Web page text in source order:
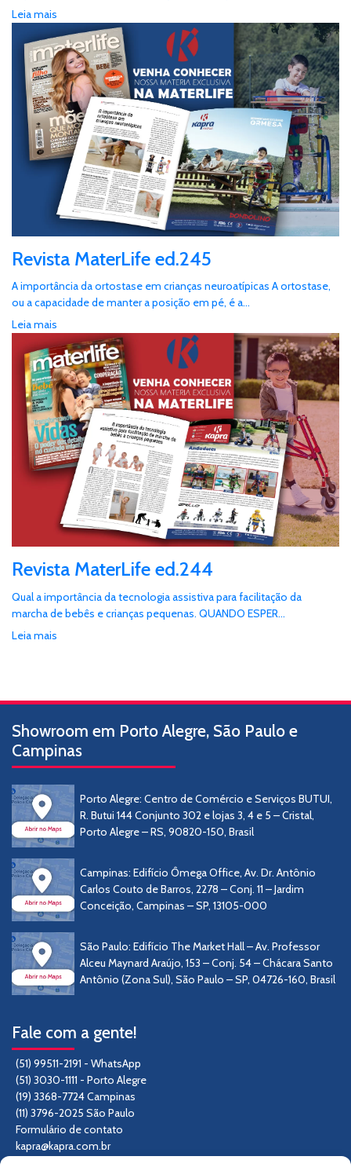
Leia mais
Revista MaterLife ed.245
A importância da ortostase em crianças neuroatípicas A ortostase,
ou a capacidade de manter a posição em pé, é a...
Leia mais
Revista MaterLife ed.244
Qual a importância da tecnologia assistiva para facilitação da
marcha de bebês e crianças pequenas. QUANDO ESPER...
Leia mais
Showroom em Porto Alegre, São Paulo e
Campinas
Porto Alegre: Centro de Comércio e Serviços BUTUI,
R. Butui 144 Conjunto 302 e lojas 3, 4 e 5 – Cristal,
Porto Alegre – RS, 90820-150, Brasil
Campinas: Edifício Ômega Office, Av. Dr. Antônio
Carlos Couto de Barros, 2278 – Conj. 11 – Jardim
Conceição, Campinas – SP, 13105-000
São Paulo: Edifício The Market Hall – Av. Professor
Alceu Maynard Araújo, 153 – Conj. 54 – Chácara Santo
Antônio (Zona Sul), São Paulo – SP, 04726-160, Brasil
Fale com a gente!
(51) 99511-2191 - WhatsApp
(51) 3030-1111 - Porto Alegre
(19) 3368-7724 Campinas
(11) 3796-2025 São Paulo
Formulário de contato
kapra@kapra.com.br